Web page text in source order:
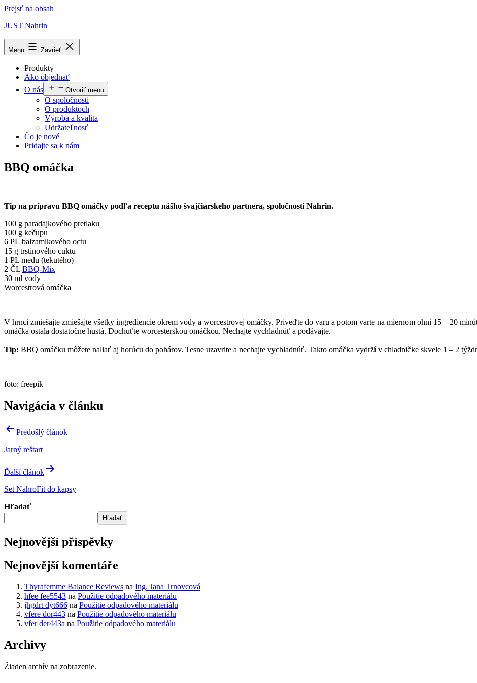
Prejsť na obsah
JUST Nahrin
Menu Zavrieť
Produkty
Ako objednať
O nás
Otvoriť menu
O spoločnosti
O produktoch
Výroba a kvalita
Udržateľnosť
Čo je nové
Pridajte sa k nám
BBQ omáčka
Tip na prípravu BBQ omáčky podľa receptu nášho švajčiarskeho partnera, spoločnosti Nahrin.
100 g paradajkového pretlaku
100 g kečupu
6 PL balzamikového octu
15 g trstinového cuktu
1 PL medu (tekutého)
2 ČL BBQ-Mix
30 ml vody
Worcestrová omáčka
V hrnci zmiešajte zmiešajte všetky ingrediencie okrem vody a worcestrovej omáčky. Priveďte do varu a potom varte na miernom ohni 15 – 20
omáčka ostala dostatočne hustá. Dochuťte worcesterskou omáčkou. Nechajte vychladnúť a podávajte.
Tip: BBQ omáčku môžete naliať aj horúcu do pohárov. Tesne uzavrite a nechajte vychladnúť. Takto omáčka vydrží v chladničke skvele 1 – 2
foto: freepik
Navigácia v článku
Predošlý článok
Jarný reštart
Ďalší článok
Set NahroFit do kapsy
Hľadať
Hľadať
Nejnovější příspěvky
Nejnovější komentáře
Thyrafemme Balance Reviews na Ing. Jana Trnovcová
hfee fee5543 na Použitie odpadového materiálu
jhgdrt dyt666 na Použitie odpadového materiálu
vfere dor443 na Použitie odpadového materiálu
vfer der443a na Použitie odpadového materiálu
Archivy
Žiaden archív na zobrazenie.